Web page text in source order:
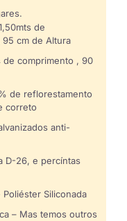
de
cm de Altura
de comprimento , 90
de reflorestamento
correto
anti-
D-26, e percíntas
Siliconada
– Mas temos outros